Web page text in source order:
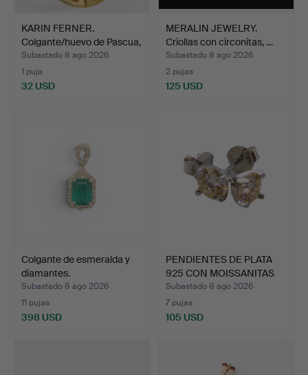
KARIN FERNER.
Colgante/huevo de Pascua,
LA…
Subastado 8 ago 2026
1 puja
32 USD
MERALIN JEWELRY.
Criollas con circonitas, …
Subastado 8 ago 2026
2 pujas
125 USD
Colgante de esmeralda y
diamantes.
Subastado 8 ago 2026
11 pujas
398 USD
PENDIENTES DE PLATA
925 CON MOISSANITAS
DE…
Subastado 8 ago 2026
7 pujas
105 USD